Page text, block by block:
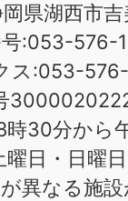
県湖西市
:053-576-
ス:053-576-
時30分から
日・日曜
異なる施